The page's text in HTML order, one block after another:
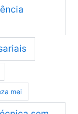
mei